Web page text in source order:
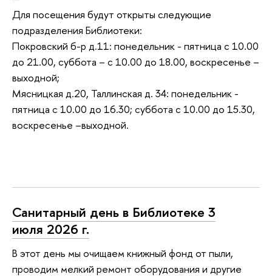
Для посещения будут открыты следующие
подразделения Библиотеки:
Покровский б-р д.11: понедельник - пятница с 10.00
до 21.00, суббота – с 10.00 до 18.00, воскресенье –
выходной;
Мясницкая д.20, Таллинская д. 34: понедельник -
пятница с 10.00 до 16.30; суббота с 10.00 до 15.30,
воскресенье –выходной.
Санитарный день в Библиотеке 3
июля 2026 г.
В этот день мы очищаем книжный фонд от пыли,
проводим мелкий ремонт оборудования и другие